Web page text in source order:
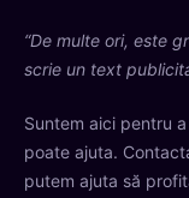
“De multe ori, este
scrie un text
Suntem aici pentru
poate ajuta.
putem ajuta să